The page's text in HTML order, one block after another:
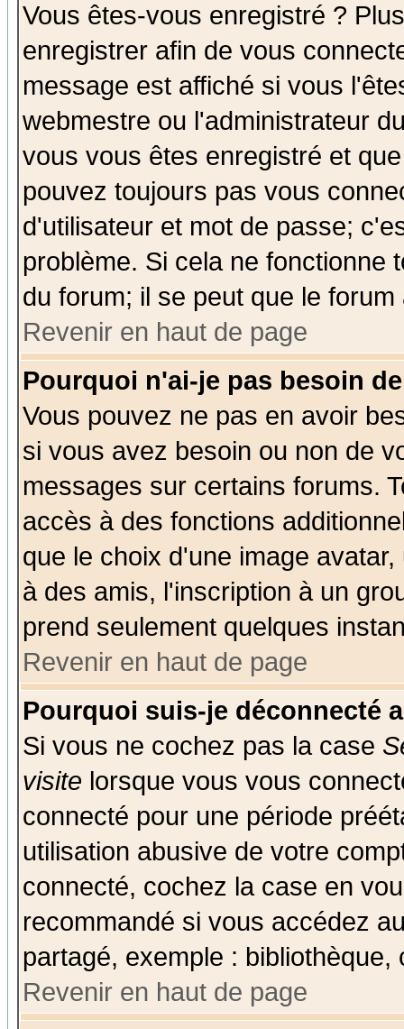
Vous êtes-vous enregistré ?
enregistrer afin de vous
message est affiché si vous
webmestre ou l'administrateur
vous vous êtes enregistré et
pouvez toujours pas vous
d'utilisateur et mot de passe;
problème. Si cela ne fonctionne
du forum; il se peut que le
Revenir en haut de page
Pourquoi n'ai-je pas besoin
Vous pouvez ne pas en avoir
si vous avez besoin ou non de
messages sur certains forums.
accès à des fonctions
que le choix d'une image
à des amis, l'inscription à un
prend seulement quelques
Revenir en haut de page
Pourquoi suis-je déconnecté
Si vous ne cochez pas la case
visite lorsque vous vous
connecté pour une période
utilisation abusive de votre
connecté, cochez la case en
recommandé si vous accédez
partagé, exemple :
Revenir en haut de page